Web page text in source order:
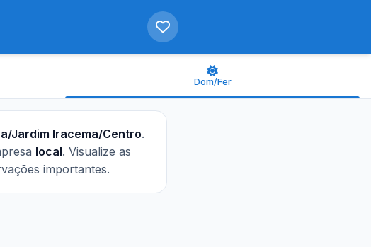
Dom/Fer
Jardim Iracema/Centro.
local. Visualize as
importantes.